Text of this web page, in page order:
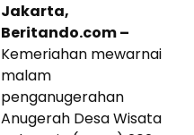
Jakarta,
Beritando.com –
Kemeriahan mewarnai
malam
penganugerahan
Anugerah Desa Wisata